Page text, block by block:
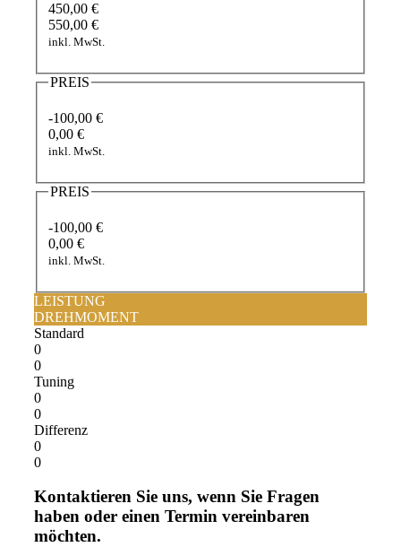
450,00 €
550,00 €
inkl. MwSt.
PREIS
-100,00 €
0,00 €
inkl. MwSt.
PREIS
-100,00 €
0,00 €
inkl. MwSt.
LEISTUNG
DREHMOMENT
Standard
0
0
Tuning
0
0
Differenz
0
0
Kontaktieren Sie uns, wenn Sie Fragen
haben oder einen Termin vereinbaren
möchten.